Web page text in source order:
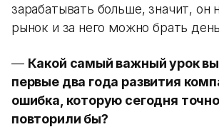
зарабатывать больше, значит, он
рынок и за него можно брать
— Какой самый важный урок
первые два года развития
ошибка, которую сегодня
повторили бы?